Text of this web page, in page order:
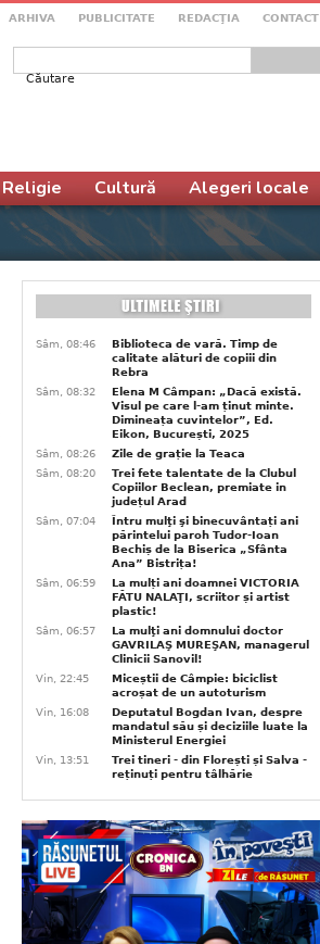
ARHIVA PUBLICITATE REDACŢIA CONTACT
Formular de căutare
Religie Cultură Alegeri locale
Sâm, 08:46
Biblioteca de vară. Timp de
calitate alături de copiii din
Rebra
Sâm, 08:32
Elena M Câmpan: „Dacă există.
Visul pe care l-am ținut minte.
Dimineața cuvintelor”, Ed.
Eikon, București, 2025
Sâm, 08:26
Zile de grație la Teaca
Sâm, 08:20
Trei fete talentate de la Clubul
Copiilor Beclean, premiate in
județul Arad
Sâm, 07:04
Întru mulţi şi binecuvântați ani
părintelui paroh Tudor-Ioan
Bechiș de la Biserica „Sfânta
Ana” Bistrița!
Sâm, 06:59
La mulți ani doamnei VICTORIA
FĂTU NALAŢI, scriitor și artist
plastic!
Sâm, 06:57
La mulţi ani domnului doctor
GAVRILAŞ MUREŞAN, managerul
Clinicii Sanovil!
Vin, 22:45
Miceștii de Câmpie: biciclist
acroșat de un autoturism
Vin, 16:08
Deputatul Bogdan Ivan, despre
mandatul său și deciziile luate la
Ministerul Energiei
Vin, 13:51
Trei tineri - din Florești și Salva -
reținuți pentru tâlhărie